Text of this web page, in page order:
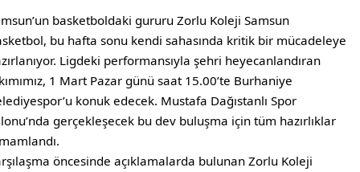
basketboldaki gururu Zorlu Koleji Samsun
bu hafta sonu kendi sahasında kritik bir mücadeleye
Ligdeki performansıyla şehri heyecanlandıran
1 Mart Pazar günü saat 15.00’te Burhaniye
konuk edecek. Mustafa Dağıstanlı Spor
gerçekleşecek bu dev buluşma için tüm hazırlıklar
öncesinde açıklamalarda bulunan Zorlu Koleji